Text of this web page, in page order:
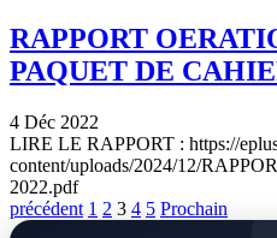
RAPPORT
PAQUET DE
4 Déc 2022
LIRE LE RAPPORT : https://
content/uploads/2024/12/
2022.pdf
précédent 1 2 3 4 5 Prochain